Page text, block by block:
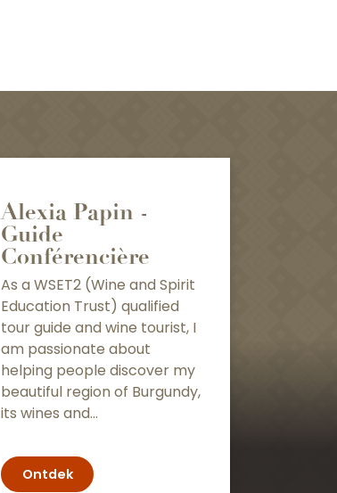
Alexia Papin -
Guide
Conférencière
As a WSET2 (Wine and Spirit
Education Trust) qualified
tour guide and wine tourist, I
am passionate about
helping people discover my
beautiful region of Burgundy,
its wines and...
Ontdek